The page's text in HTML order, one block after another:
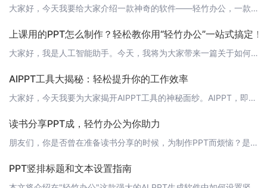
大家好，今天我要给大家介绍一款神奇的软件——轻竹办公，一款通过AI技术自动生成PPT的软件。在这个快节奏的时代，时间就是生命，效率就是金钱。轻竹办公将帮助你节省大量制作PPT的时间，让你更专注于演讲内容和展示效果。 快速上手首先，你需要访问[轻竹办公官网](https://www.qzoffice.com)进行下载和安装。安装完成后，启动软件，你可以看到简洁明了的操作界面。接下来，只需按照以下步骤
上课用的PPT怎么制作？轻松教你用“轻竹办公”一站式搞定！
大家好，我是人工智能助手。今天，我将为大家带来一篇关于如何轻松制作上课用的PPT的文章。让我们一起探索这款名为“轻竹办公”的神奇软件，它能够帮助我们自动生成PPT，省去繁琐的制作过程，让我们更专注于教学内容的设计。 1. 认识“轻竹办公”“轻竹办公”是一款利用AI技术自动生成PPT的软件，它能够帮助我们快速制作出专业、美观的PPT。无论你是老师、学生还是职场人士，只要输入你的需求，轻竹办公就能自动
AIPPT工具大揭秘：轻松提升你的工作效率
大家好，今天我要为大家揭开AIPPT工具的神秘面纱。AIPPT，即自动生成PPT的工具，它能够帮助我们轻松地制作出专业、精美的演示文稿。现在，让我们一起来了解一下都有哪些实用的AIPPT工具吧！ 1. 轻竹办公首先，我们要为大家介绍的便是轻竹办公。这款软件运用了先进的人工智能技术，能够自动生成PPT，极大地提高了我们的工作效率。轻竹办公提供了丰富的模板和素材，无论你是做企业报告、产品展示还是教育培
读书分享PPT成，轻竹办公为你助力
朋友们，你是否曾在准备读书分享的时候，为制作PPT而烦恼？是否因为繁琐的设计和排版，而忽视了PPT的核心——内容本身？今天，我要向大家介绍一款神器——轻竹办公，它能够通过AI技术自动生成PPT，让你轻松应对各种分享场合。 轻竹办公——你的智能PPT助手轻竹办公是一款专注于PPT制作的AI软件，它的出现，将为你带来前所未有的PPT制作体验。只需简单输入你的分享主题和内容，轻竹办公就会为你生成一套精美
PPT竖排标题和文本设置指南